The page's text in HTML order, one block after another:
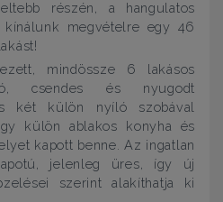
részén, a hangulatos
kínálunk megvételre egy 46
mindössze 6 lakásos
csendes és nyugodt
két külön nyíló szobával
külön ablakos konyha és
kapott benne. Az ingatlan
jelenleg üres, így új
szerint alakíthatja ki